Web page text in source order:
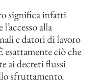
significa infatti
alla
e datori di lavoro
ciò che
ai decreti flussi
sfruttamento.